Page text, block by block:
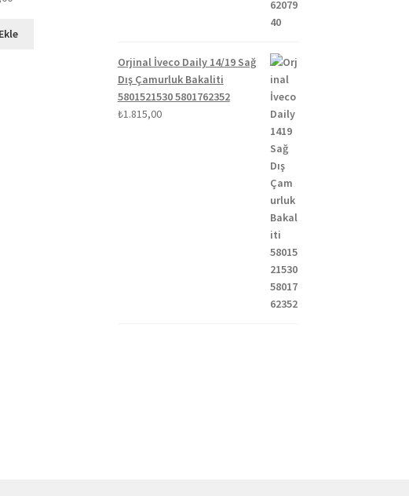
Orjinal İveco Daily 14/19 Sağ
Dış Çamurluk Bakaliti
5801521530 5801762352
₺1.815,00